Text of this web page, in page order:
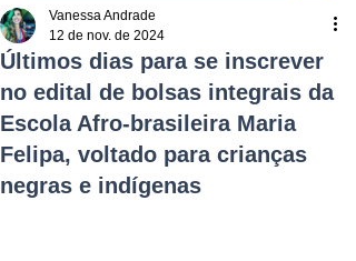
Últimos dias para se inscrever
no edital de bolsas integrais da
Escola Afro-brasileira Maria
Felipa, voltado para crianças
negras e indígenas
Vanessa Andrade
12 de nov. de 2024